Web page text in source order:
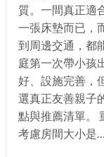
質。一間真正適
一張床墊而已，
到周邊交通，都
庭第一次帶小孩
好、設施完善，
選真正友善親子
點與推薦清單。
考慮房間大小是…